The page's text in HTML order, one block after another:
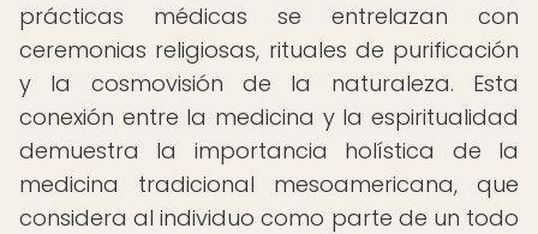
prácticas médicas se entrelazan con
ceremonias religiosas, rituales de purificación
y la cosmovisión de la naturaleza. Esta
conexión entre la medicina y la espiritualidad
demuestra la importancia holística de la
medicina tradicional mesoamericana, que
considera al individuo como parte de un todo